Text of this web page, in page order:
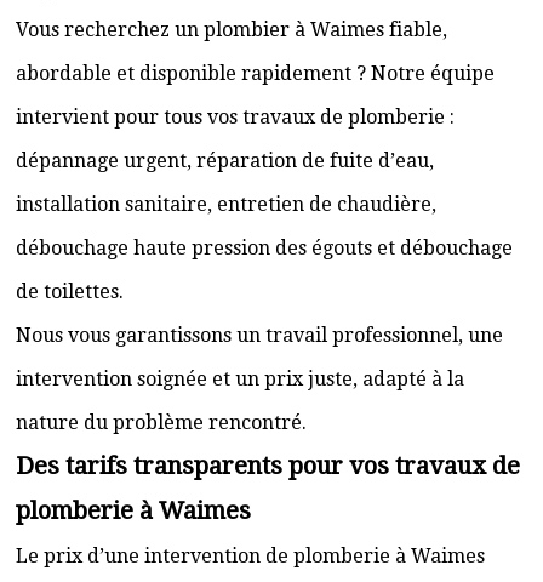
Vous recherchez un plombier à Waimes fiable,
abordable et disponible rapidement ? Notre équipe
intervient pour tous vos travaux de plomberie :
dépannage urgent, réparation de fuite d’eau,
installation sanitaire, entretien de chaudière,
débouchage haute pression des égouts et débouchage
de toilettes.
Nous vous garantissons un travail professionnel, une
intervention soignée et un prix juste, adapté à la
nature du problème rencontré.
Des tarifs transparents pour vos travaux de
plomberie à Waimes
Le prix d’une intervention de plomberie à Waimes